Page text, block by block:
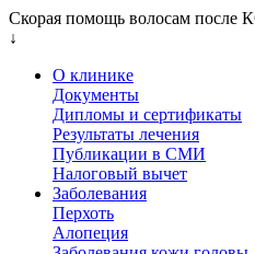
Скорая помощь волосам после
↓
О клинике
Документы
Дипломы и сертификаты
Результаты лечения
Публикации в СМИ
Налоговый вычет
Заболевания
Перхоть
Алопеция